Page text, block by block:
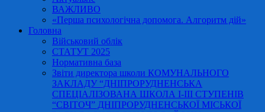
ВАЖЛИВО
«Перша психологічна допомога. Алгоритм дій»
Головна
Військовий облік
СТАТУТ 2025
Нормативна база
Звіти директора школи КОМУНАЛЬНОГО
ЗАКЛАДУ “ДНІПРОРУДНЕНСЬКА
СПЕЦІАЛІЗОВАНА ШКОЛА І-ІІІ СТУПЕНІВ
“СВІТОЧ” ДНІПРОРУДНЕНСЬКОЇ МІСЬКОЇ